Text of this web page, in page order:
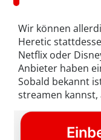
Wir können
Heretic
Netflix oder
Anbieter haben
Sobald bekannt
streamen